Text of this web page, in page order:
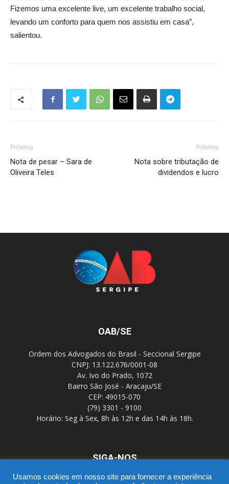
Fizemos uma excelente live, um excelente trabalho social,
levando um conforto para quem nos assistiu em casa”,
salientou.
Próxima
Nota de pesar – Sara de
Oliveira Teles
Próxima
Nota sobre tributação de
dividendos e lucro
OAB/SE
Ordem dos Advogados do Brasil - Seccional Sergipe
CNPJ: 13.122.676/0001-08
Av. Ivo do Prado, 1072
Bairro São José - Aracaju/SE
CEP: 49015-070
(79) 3301 - 9100
Horário: Seg à Sex, 8h às 12h e das 14h às 18h.
SIGA-NOS
Usamos cookies em nosso site para fornecer a experiência